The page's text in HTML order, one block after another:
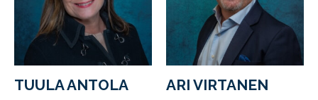
TUULA ANTOLA ARI VIRTANEN